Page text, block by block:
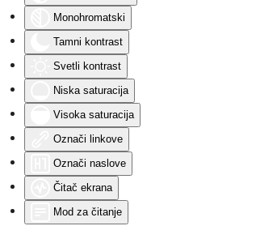
Monohromatski
Tamni kontrast
Svetli kontrast
Niska saturacija
Visoka saturacija
Označi linkove
Označi naslove
Čitač ekrana
Mod za čitanje